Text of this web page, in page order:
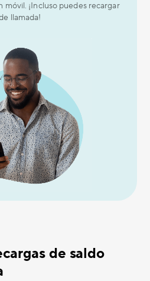
móvil. ¡Incluso puedes recargar
llamada!
de saldo